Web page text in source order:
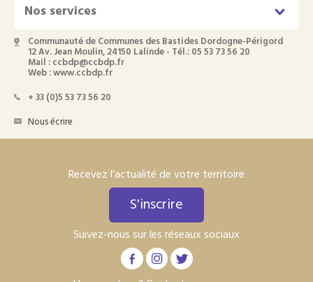
Nos services
Communauté de Communes des Bastides Dordogne-Périgord
12 Av. Jean Moulin, 24150 Lalinde - Tél.: 05 53 73 56 20
Mail : ccbdp@ccbdp.fr
Web : www.ccbdp.fr
+ 33 (0)5 53 73 56 20
Nous écrire
Recevez l’actualité de votre territoire
S'inscrire
Suivez-nous sur les réseaux sociaux